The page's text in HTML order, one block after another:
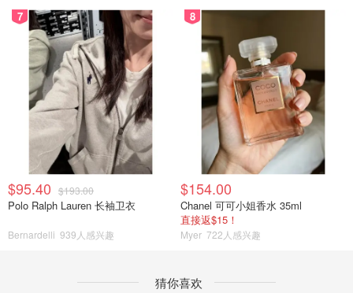
7
$95.40 $193.00
Polo Ralph Lauren 长袖卫衣
Bernardelli 939人感兴趣
8
$154.00
Chanel 可可小姐香水 35ml
直接返$15！
Myer 722人感兴趣
猜你喜欢